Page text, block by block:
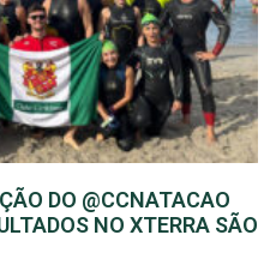
DO @CCNATACAO
NO XTERRA SÃO